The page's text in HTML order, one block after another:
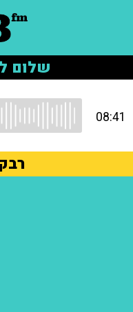
שלום
08:41